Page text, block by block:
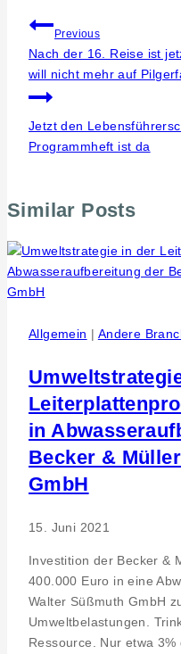
Previous
Nach der 16. Reise ist
will nicht mehr auf
Jetzt den
Programmheft ist da
Similar Posts
Allgemein | Andere
in
Becker &
GmbH
15. Juni 2021
Investition der Becker &
400.000 Euro in eine
Walter Süßmuth GmbH
Umweltbelastungen.
Ressource. Nur etwa